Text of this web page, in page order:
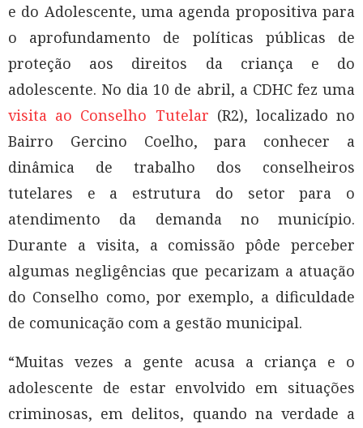
e do Adolescente, uma agenda propositiva para
o aprofundamento de políticas públicas de
proteção aos direitos da criança e do
adolescente. No dia 10 de abril, a CDHC fez uma
visita ao Conselho Tutelar (R2), localizado no
Bairro Gercino Coelho, para conhecer a
dinâmica de trabalho dos conselheiros
tutelares e a estrutura do setor para o
atendimento da demanda no município.
Durante a visita, a comissão pôde perceber
algumas negligências que pecarizam a atuação
do Conselho como, por exemplo, a dificuldade
de comunicação com a gestão municipal.
“Muitas vezes a gente acusa a criança e o
adolescente de estar envolvido em situações
criminosas, em delitos, quando na verdade a